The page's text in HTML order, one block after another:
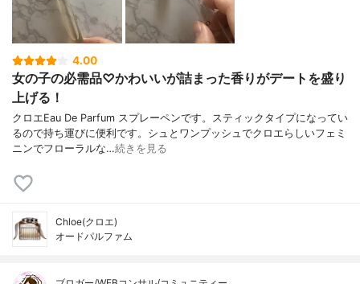
4.00
女の子の必需品♡かわいいが詰まった香りがデートを盛り
上げる！
クロエEau De Parfum スプレーペンです。スティックタイプになってい
るので持ち運びに便利です。シュとワンプッシュでクロエらしいフェミ
ニンでフローラルな…続きを見る
Chloe(クロエ)
オードパルファム